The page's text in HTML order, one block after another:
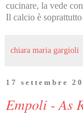
cucinare, la vede
Il calcio è
chiara maria gargioli
17 settembre
Empoli - As